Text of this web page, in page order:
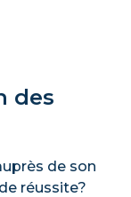
des
de son
réussite?